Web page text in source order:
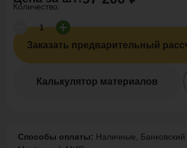
Количество:
Заказать предварительный
Калькулятор материалов
Способы оплаты: Наличные, Банковский